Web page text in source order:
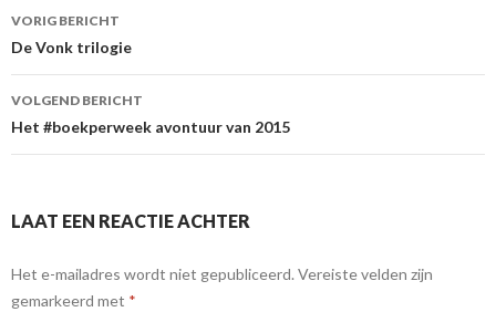
Berichtnavigatie
VORIG BERICHT
De Vonk trilogie
VOLGEND BERICHT
Het #boekperweek avontuur van 2015
LAAT EEN REACTIE ACHTER
Het e-mailadres wordt niet gepubliceerd. Vereiste velden zijn
gemarkeerd met *